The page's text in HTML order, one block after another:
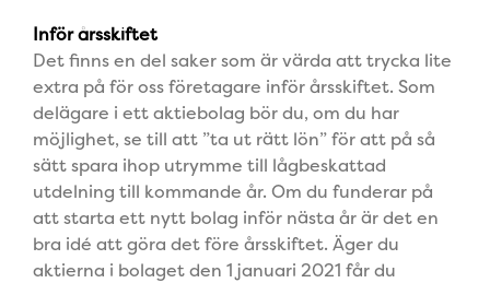
Inför årsskiftet
Det finns en del saker som är värda att trycka lite
extra på för oss företagare inför årsskiftet. Som
delägare i ett aktiebolag bör du, om du har
möjlighet, se till att ”ta ut rätt lön” för att på så
sätt spara ihop utrymme till lågbeskattad
utdelning till kommande år. Om du funderar på
att starta ett nytt bolag inför nästa år är det en
bra idé att göra det före årsskiftet. Äger du
aktierna i bolaget den 1 januari 2021 får du